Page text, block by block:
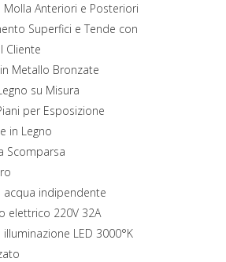
Molla Anteriori e Posteriori
Superfici e Tende con
Cliente
Metallo Bronzate
su Misura
per Esposizione
in Legno
Scomparsa
acqua indipendente
elettrico 220V 32A
illuminazione LED 3000°K